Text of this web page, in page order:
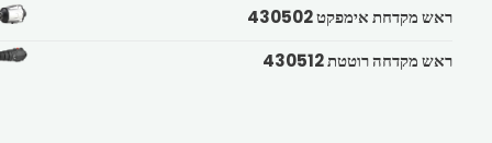
ראש מקדחת אימפקט 430502
ראש מקדחה רוטטת 430512